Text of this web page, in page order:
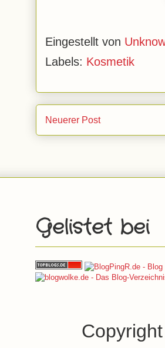
Eingestellt von
Labels: Kosmetik
Neuerer Post
Gelistet bei